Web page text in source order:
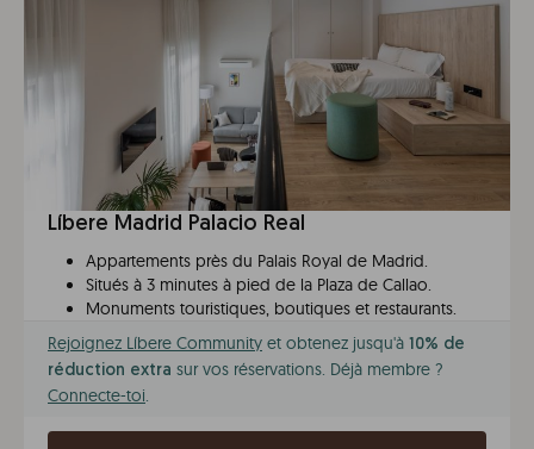
Líbere Madrid Palacio Real
Appartements près du Palais Royal de Madrid.
Situés à 3 minutes à pied de la Plaza de Callao.
Monuments touristiques, boutiques et restaurants.
Rejoignez Líbere Community et obtenez jusqu'à 10% de
réduction extra sur vos réservations. Déjà membre ?
Connecte-toi.